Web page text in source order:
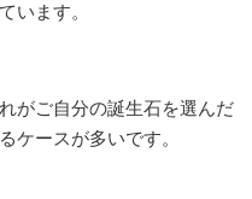
います。
がご自分の誕生石を選んだ
ケースが多いです。